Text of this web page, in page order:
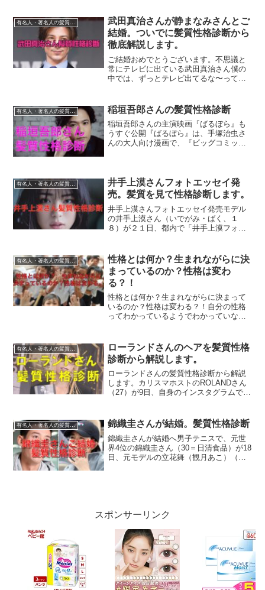
有名人・著名人の髪質性格診断
武田真治さんが静まなみさんとご
結婚。ついでに髪質性格診断から
徹底解説します。
ご結婚おめでとうございます。不思議と
常にテレビに出ている武田真治さん僕の
中では、ずっとテレビ出てるな〜って感
まで演技でどこまで素なのかわからない
ところが魅力なんでしょう...
有名人・著名人の髪質性格診断 稲垣吾郎さんの髪質性格診断
稲垣吾郎さんの主演映画『ばるぼら』も
うすぐ公開『ばるぼら』は、手塚治虫さ
んの大人向け漫画で、『ビッグコミッ
コミック』...
有名人・著名人の髪質性格診断
井手上漠さんフォトエッセイ発
売。髪質を見て性格診断します。
井手上漠さんフォトエッセイ発売モデル
の井手上漠さん（いでがみ・ばく、１
８）が２１日、都内で「井手上漠フォト
８年、第３１回ジュノン・スーパーボー
イ・コンテストでＤＤセル...
有名人・著名人の髪質性格診断
性格とは何か？生まれながらに決
まっているのか？性格は変わ
る？！
性格とは何か？生まれながらに決まって
いるのか？性格は変わる？！自分の性格
ってわかっているようでわかっていなか
間の考え方、感じ方、行動はなぜみな同
じではないのか。人は状況...
有名人・著名人の髪質性格診断
ローランドさんのヘアを髪質性格
診断から解説します。
ローランドさんの髪質性格診断から解説
します。カリスマホストのROLANDさん
（27）が9日、自身のインスタグラムで自
ですね、２７歳でこんな決断。でも実際
には、このよう...
有名人・著名人の髪質性格診断 錦織圭さんが結婚。髪質性格診断
錦織圭さんが結婚へ男子テニスで、元世
界4位の錦織圭さん（30＝日清食品）が18
日、元モデルの立花舞（観月あこ）（山
スポンサーリンク